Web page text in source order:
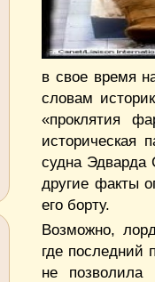
в свое время
словам
«проклятия
историческая
судна Эдварда
другие факты
его борту.
Возможно,
где последний
не